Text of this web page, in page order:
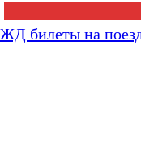
ЖД билеты на